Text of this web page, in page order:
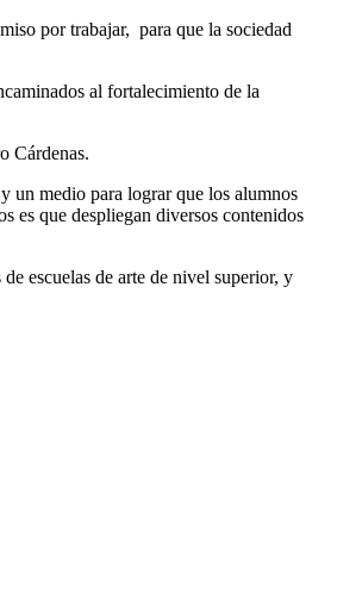
por trabajar, para que la sociedad
al fortalecimiento de la
Cárdenas.
un medio para lograr que los alumnos
es que despliegan diversos contenidos
escuelas de arte de nivel superior, y